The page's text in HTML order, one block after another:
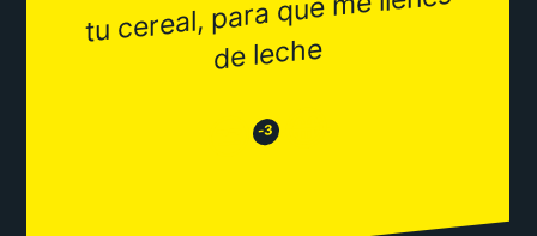
de leche
😒 -3 😂